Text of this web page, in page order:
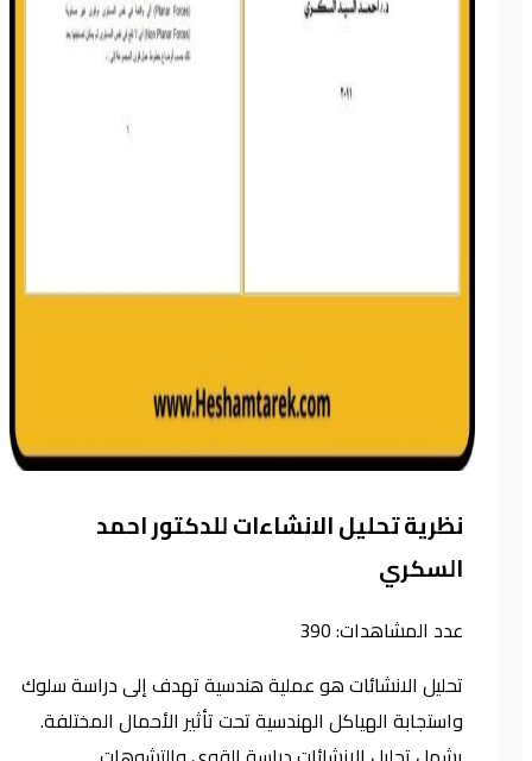
نظرية تحليل الانشاءات للدكتور احمد
السكري
عدد المشاهدات:390
تحليل الانشائات هو عملية هندسية تهدف إلى دراسة سلوك
واستجابة الهياكل الهندسية تحت تأثير الأحمال المختلفة.